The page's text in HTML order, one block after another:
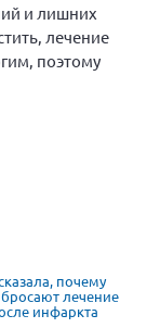
и лишних
лечение
поэтому
почему
лечение
инфаркта